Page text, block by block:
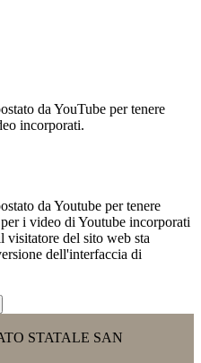
da YouTube per tenere
incorporati.
da Youtube per tenere
i video di Youtube incorporati
visitatore del sito web sta
dell'interfaccia di
STATALE SAN